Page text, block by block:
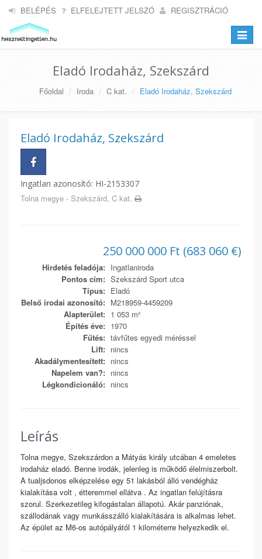
BELÉPÉS ELFELEJTETT JELSZÓ REGISZTRÁCIÓ
Toggle
Eladó Irodaház, Szekszárd
Főoldal Iroda C kat. Eladó Irodaház, Szekszárd
Eladó Irodaház, Szekszárd
Ingatlan azonosító: HI-2153307
Tolna megye - Szekszárd, C kat.
250 000 000 Ft (683 060 €)
Hirdetés feladója: Ingatlaniroda
Pontos cím: Szekszárd Sport utca
Típus: Eladó
Belső irodai azonosító: M218959-4459209
Alapterület: 1 053 m²
Építés éve: 1970
Fűtés: távfűtes egyedi méréssel
Lift: nincs
Akadálymentesített: nincs
Napelem van?: nincs
Légkondicionáló: nincs
Leírás
Tolna megye, Szekszárdon a Mátyás király utcában 4 emeletes
irodaház eladó. Benne irodák, jelenleg is működő élelmiszerbolt.
A tualjsdonos elképzelése egy 51 lakásból álló vendégház
kialakítása volt , étteremmel ellátva . Az ingatlan felújításra
szorul. Szerkezetileg kifogástalan állapotú. Akár panziónak,
szállodának vagy munkásszálló kialakítására is alkalmas lehet.
Az épület az M6-os autópályától 1 kilométerre helyezkedik el.